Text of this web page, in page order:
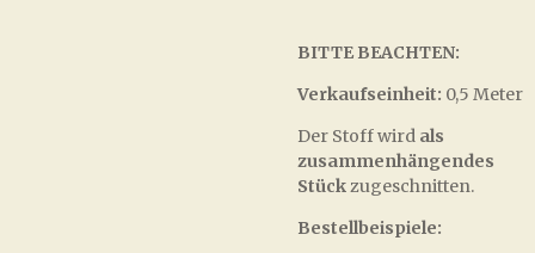
BITTE BEACHTEN:
Verkaufseinheit: 0,5 Meter
Der Stoff wird als
zusammenhängendes
Stückzugeschnitten.
Bestellbeispiele: